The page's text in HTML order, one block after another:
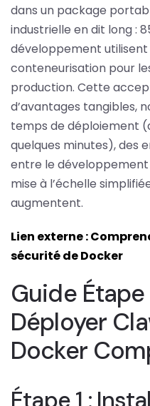
dans un package
industrielle en dit long :
développement utilisent
conteneurisation pour
production. Cette
d’avantages tangibles,
temps de déploiement
quelques minutes), des
entre le
mise à l’échelle
augmentent.
Lien externe :
sécurité de Docker
Guide
Déployer
Docker
Étape 1 :